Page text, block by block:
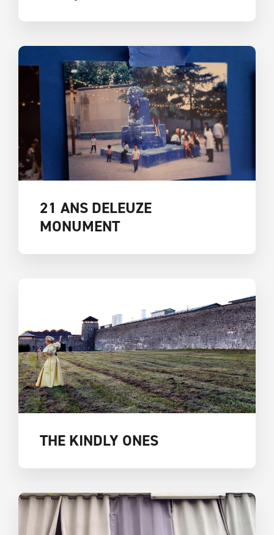
21 ANS DELEUZE
MONUMENT
THE KINDLY ONES